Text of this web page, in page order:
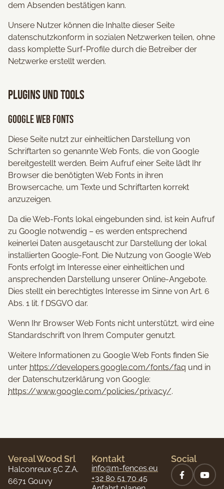
dem Absenden bestätigen kann.
Unsere Nutzer können die Inhalte dieser Seite
datenschutzkonform in sozialen Netzwerken teilen, ohne
dass komplette Surf-Profile durch die Betreiber der
Netzwerke erstellt werden.
Plugins und Tools
Google Web Fonts
Diese Seite nutzt zur einheitlichen Darstellung von
Schriftarten so genannte Web Fonts, die von Google
bereitgestellt werden. Beim Aufruf einer Seite lädt Ihr
Browser die benötigten Web Fonts in ihren
Browsercache, um Texte und Schriftarten korrekt
anzuzeigen.
Da die Web-Fonts lokal eingebunden sind, ist kein Aufruf
zu Google notwendig – es werden entsprechend
keinerlei Daten ausgetauscht zur Darstellung der lokal
installierten Google-Font. Die Nutzung von Google Web
Fonts erfolgt im Interesse einer einheitlichen und
ansprechenden Darstellung unserer Online-Angebote.
Dies stellt ein berechtigtes Interesse im Sinne von Art. 6
Abs. 1 lit. f DSGVO dar.
Wenn Ihr Browser Web Fonts nicht unterstützt, wird eine
Standardschrift von Ihrem Computer genutzt.
Weitere Informationen zu Google Web Fonts finden Sie
unter https://developers.google.com/fonts/faq und in
der Datenschutzerklärung von Google:
https://www.google.com/policies/privacy/.
Vereal Wood Srl
Halconreux 5C Z.A.
6671 Gouvy
Kontakt
info@m-fences.eu
+32 80 51 70 45
Social